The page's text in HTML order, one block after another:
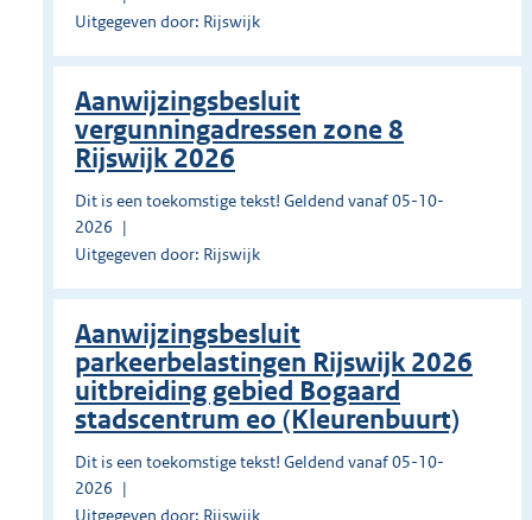
Uitgegeven door: Rijswijk
Aanwijzingsbesluit
vergunningadressen zone 8
Rijswijk 2026
Dit is een toekomstige tekst! Geldend vanaf 05-10-
2026
Uitgegeven door: Rijswijk
Aanwijzingsbesluit
parkeerbelastingen Rijswijk 2026
uitbreiding gebied Bogaard
stadscentrum eo (Kleurenbuurt)
Dit is een toekomstige tekst! Geldend vanaf 05-10-
2026